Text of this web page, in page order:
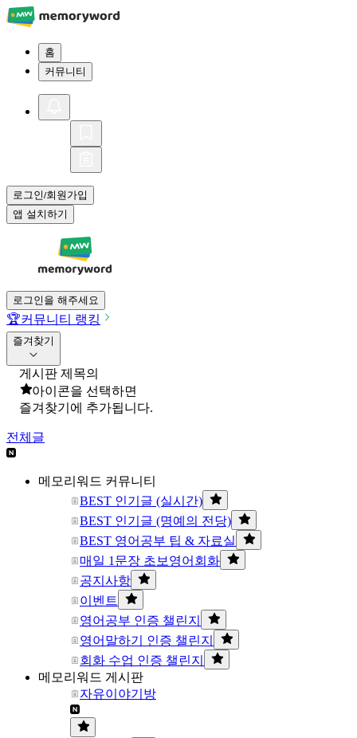
홈
커뮤니티
로그인/회원가입
앱 설치하기
로그인을 해주세요
🏆커뮤니티 랭킹
즐겨찾기
게시판 제목의
아이콘을 선택하면
즐겨찾기에 추가됩니다.
전체글
메모리워드 커뮤니티
BEST 인기글 (실시간)
BEST 인기글 (명예의 전당)
BEST 영어공부 팁 & 자료실
매일 1문장 초보영어회화
공지사항
이벤트
영어공부 인증 챌린지
영어말하기 인증 챌린지
회화 수업 인증 챌린지
메모리워드 게시판
자유이야기방